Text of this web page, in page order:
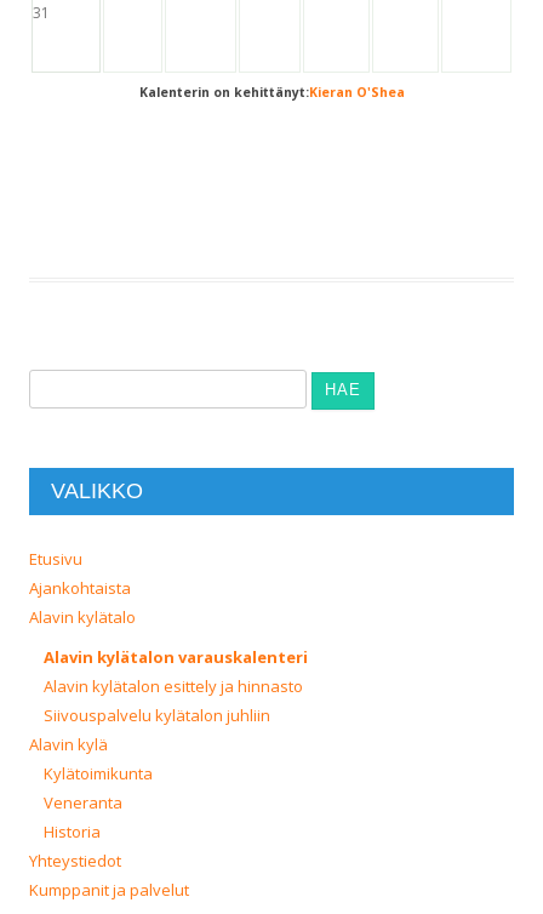
31
Kalenterin on kehittänyt:Kieran O'Shea
VALIKKO
Etusivu
Ajankohtaista
Alavin kylätalo
Alavin kylätalon varauskalenteri
Alavin kylätalon esittely ja hinnasto
Siivouspalvelu kylätalon juhliin
Alavin kylä
Kylätoimikunta
Veneranta
Historia
Yhteystiedot
Kumppanit ja palvelut